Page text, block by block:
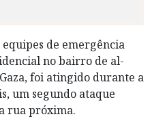
de emergência
no bairro de al-
foi atingido durante a
um segundo ataque
rua próxima.